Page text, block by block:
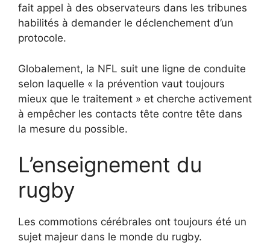
fait appel à des observateurs dans les tribunes
habilités à demander le déclenchement d’un
protocole.
Globalement, la NFL suit une ligne de conduite
selon laquelle « la prévention vaut toujours
mieux que le traitement » et cherche activement
à empêcher les contacts tête contre tête dans
la mesure du possible.
L’enseignement du
rugby
Les commotions cérébrales ont toujours été un
sujet majeur dans le monde du rugby.